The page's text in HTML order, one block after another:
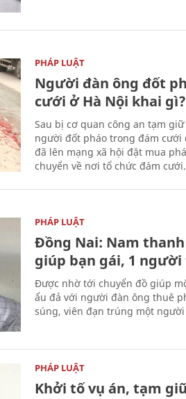
PHÁP LUẬT
Người đàn ông đốt
cưới ở Hà Nội khai gì?
Sau bị cơ quan công an tạm
người đốt pháo trong đám cưới
đã lên mạng xã hội đặt mua
chuyển về nơi tổ chức đám cưới.
PHÁP LUẬT
Đồng Nai: Nam
giúp bạn gái, 1
Được nhờ tới chuyển đồ giúp
ẩu đả với người đàn ông thuê
súng, viên đạn trúng một
PHÁP LUẬT
Khởi tố vụ án, tạm